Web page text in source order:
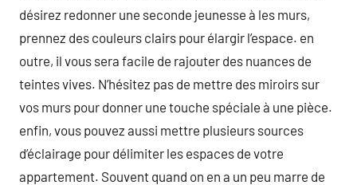
désirez redonner une seconde jeunesse à les murs,
prennez des couleurs clairs pour élargir l’espace. en
outre, il vous sera facile de rajouter des nuances de
teintes vives. N’hésitez pas de mettre des miroirs sur
vos murs pour donner une touche spéciale à une pièce.
enfin, vous pouvez aussi mettre plusieurs sources
d’éclairage pour délimiter les espaces de votre
appartement. Souvent quand on en a un peu marre de